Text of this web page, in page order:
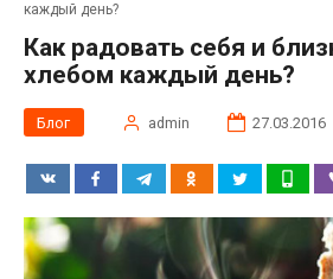
каждый день?
Как радовать себя и близких свежим
хлебом каждый день?
Блог admin 27.03.2016